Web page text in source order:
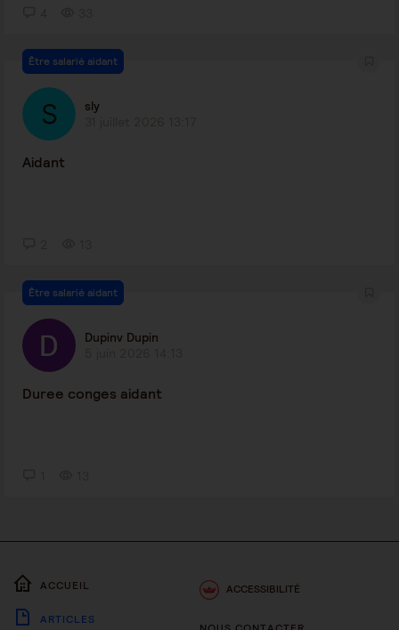
Être salarié aidant
sly
Aidant
Être salarié aidant
Dupinv Dupin
Duree conges aidant
ACCUEIL
ARTICLES
ACCESSIBILITÉ